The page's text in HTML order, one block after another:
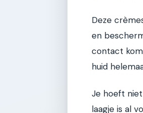
Deze
en
contact
huid
Je hoeft
laagje is al